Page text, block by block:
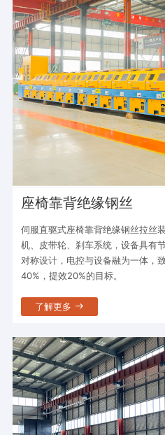
座椅靠背绝缘钢丝
伺服直驱式座椅靠背绝缘钢丝拉丝
机、皮带轮、刹车系统，设备具有
对称设计，电控与设备融为一体，
40%，提效20%的目标。
了解更多